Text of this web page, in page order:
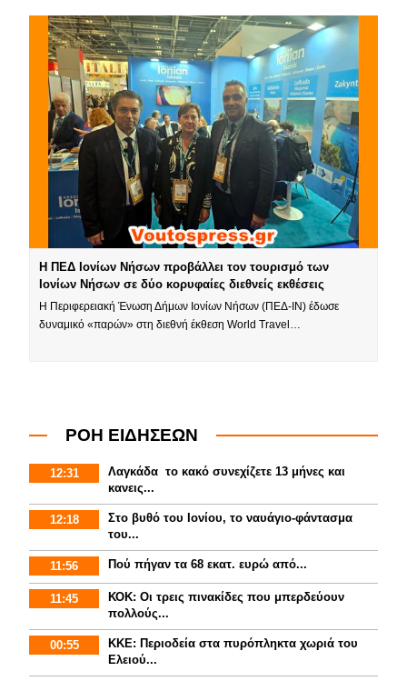
Η ΠΕΔ Ιονίων Νήσων προβάλλει τον τουρισμό των
Ιονίων Νήσων σε δύο κορυφαίες διεθνείς εκθέσεις
Η Περιφερειακή Ένωση Δήμων Ιονίων Νήσων (ΠΕΔ-ΙΝ) έδωσε
δυναμικό «παρών» στη διεθνή έκθεση World Travel…
ΡΟΗ ΕΙΔΗΣΕΩΝ
12:31
Λαγκάδα το κακό συνεχίζετε 13 μήνες και
κανεις...
12:18
Στο βυθό του Ιονίου, το ναυάγιο-φάντασμα
του...
11:56 Πού πήγαν τα 68 εκατ. ευρώ από...
11:45
ΚΟΚ: Οι τρεις πινακίδες που μπερδεύουν
πολλούς...
00:55
ΚΚΕ: Περιοδεία στα πυρόπληκτα χωριά του
Ελειού...